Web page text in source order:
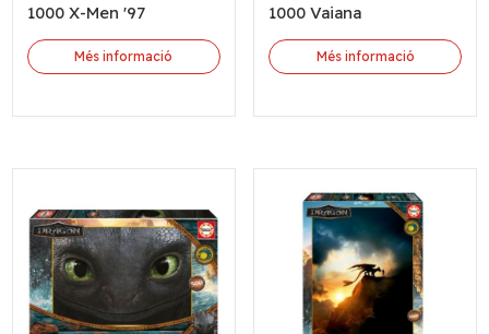
1000 X-Men '97
Més informació
1000 Vaiana
Més informació